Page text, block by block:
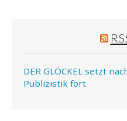
DER GLÖCKEL setzt
Publizistik fort